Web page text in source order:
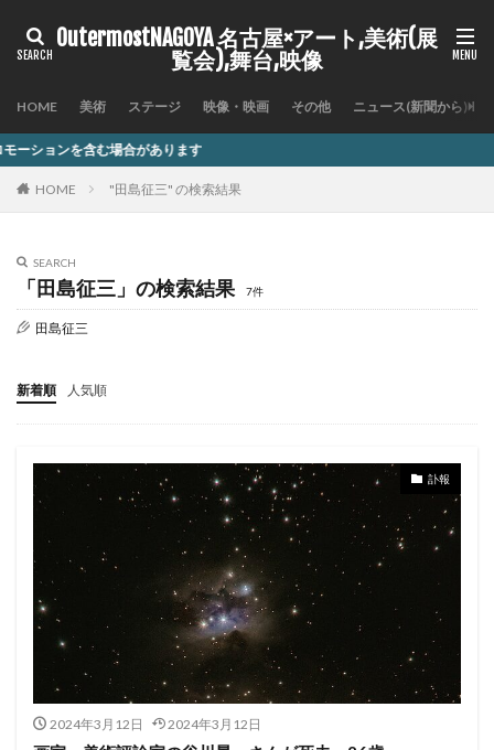
OutermostNAGOYA 名古屋×アート,美術(展
覧会),舞台,映像
HOME 美術 ステージ 映像・映画 その他 ニュース(新聞から)
ます
HOME "田島征三" の検索結果
SEARCH
「田島征三」の検索結果 7件
田島征三
新着順 人気順
訃報
2024年3月12日 2024年3月12日